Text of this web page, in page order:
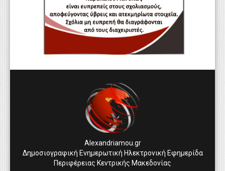
Alexandriamou.gr
Δημοσιογραφική Ενημερωτική Ηλεκτρονική Εφημερίδα
Περιφέρειας Κεντρικής Μακεδονίας